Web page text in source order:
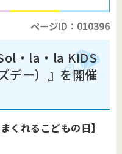
ページID：010396
・la・la KIDS
デー）』を開催
くれるこどもの日】